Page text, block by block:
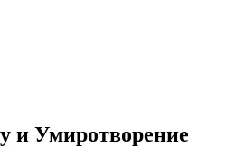
и Умиротворение